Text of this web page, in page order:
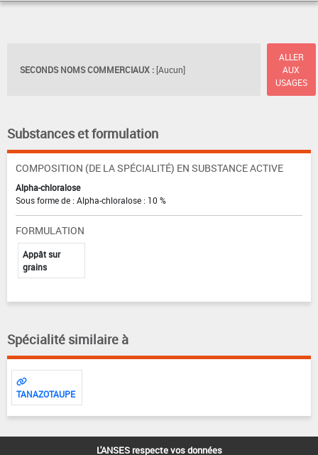
SECONDS NOMS COMMERCIAUX : [Aucun]
ALLER
AUX
USAGES
Substances et formulation
COMPOSITION (DE LA SPÉCIALITÉ) EN SUBSTANCE ACTIVE
Alpha-chloralose
Sous forme de : Alpha-chloralose : 10 %
FORMULATION
Appât sur
grains
Spécialité similaire à
TANAZOTAUPE
L'ANSES respecte vos données